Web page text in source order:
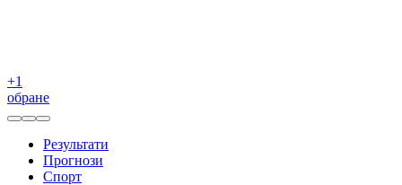
+1
обране
Результати
Прогнози
Спорт